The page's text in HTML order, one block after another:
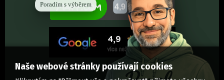
Poradím s výběrem
Naše webové stránky používají cookies